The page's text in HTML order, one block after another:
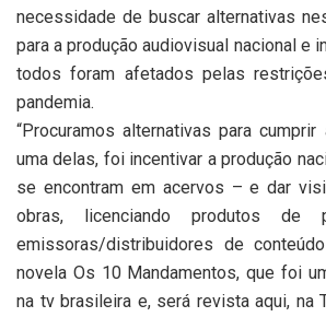
necessidade de buscar alternativas
para a produção audiovisual nacional e
todos foram afetados pelas
pandemia.
“Procuramos alternativas para
uma delas, foi incentivar a produção
se encontram em acervos – e dar
obras, licenciando produtos de
emissoras/distribuidores de
novela Os 10 Mandamentos, que foi
na tv brasileira e, será revista aqui, na